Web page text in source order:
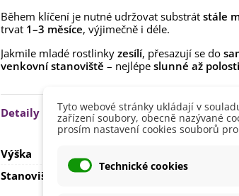
Během klíčení je nutné udržovat substrát stále
trvat 1–3 měsíce, výjimečně i déle.
Jakmile mladé rostlinky zesílí, přesazují se do
venkovní stanoviště – nejlépe slunné až
Detaily produktu
Výška
Stanoviště
Tyto webové stránky ukládají v
zařízení soubory, obecně nazývané
prosím nastavení cookies souborů
Technické cookies